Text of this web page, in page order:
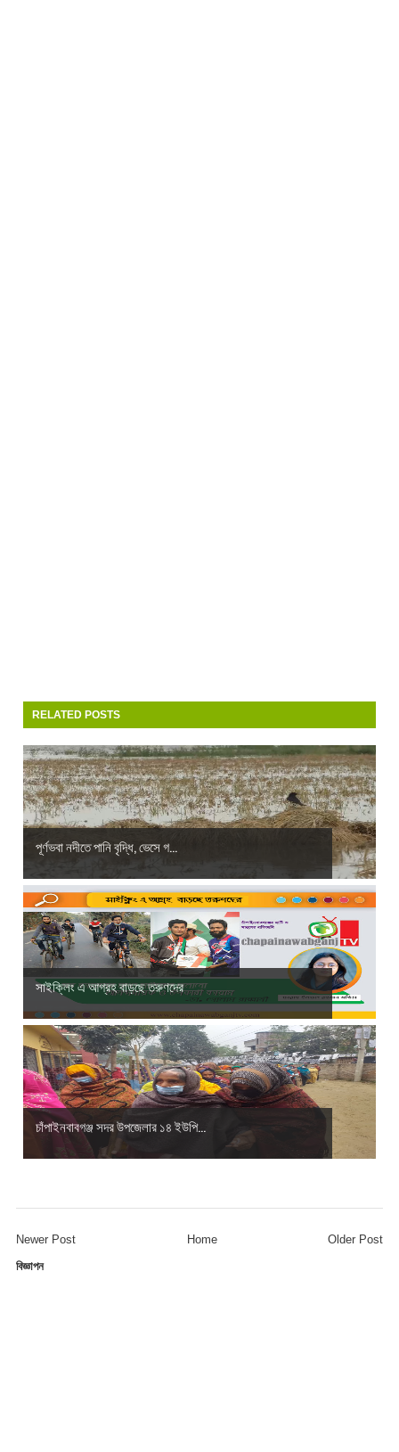
RELATED POSTS
পূর্ণভবা নদীতে পানি বৃদ্ধি, ভেসে গ...
সাইক্লিং এ আগ্রহ বাড়ছে তরুণদের
চাঁপাইনবাবগঞ্জ সদর উপজেলার ১৪ ইউপি...
Newer Post Older Post
Home
বিজ্ঞাপন